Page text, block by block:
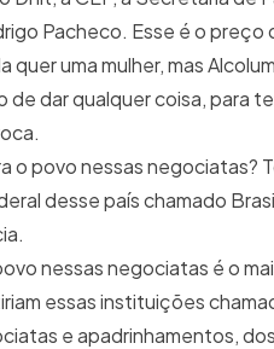
Pacheco. Esse é o
quer uma mulher, mas
de dar qualquer coisa, para
o povo nessas negociatas?
desse país chamado
nessas negociatas é o
essas instituições
e apadrinhamentos,